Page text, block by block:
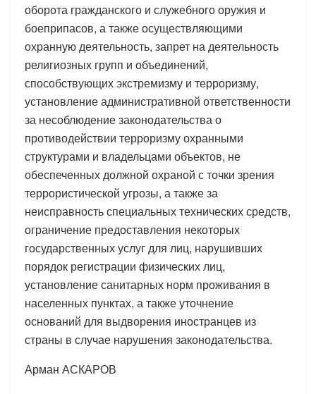
оборота гражданского и служебного оружия и
боеприпасов, а также осуществляющими
охранную деятельность, запрет на деятельность
религиозных групп и объединений,
способствующих экстремизму и терроризму,
установление административной ответственности
за несоблюдение законодательства о
противодействии терроризму охранными
структурами и владельцами объектов, не
обеспеченных должной охраной с точки зрения
террористической угрозы, а также за
неисправность специальных технических средств,
ограничение предоставления некоторых
государственных услуг для лиц, нарушивших
порядок регистрации физических лиц,
установление санитарных норм проживания в
населенных пунктах, а также уточнение
оснований для выдворения иностранцев из
страны в случае нарушения законодательства.
Арман АСКАРОВ